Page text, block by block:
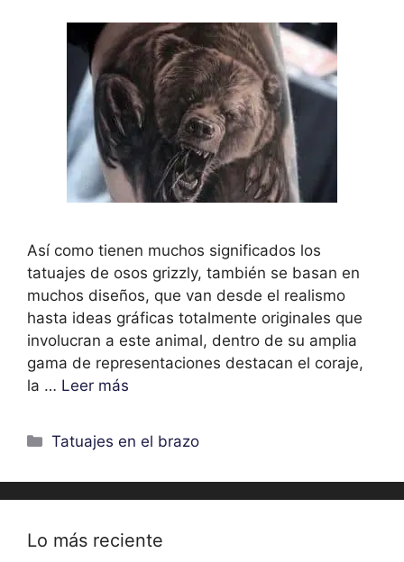
Así como tienen muchos significados los
tatuajes de osos grizzly, también se basan en
muchos diseños, que van desde el realismo
hasta ideas gráficas totalmente originales que
involucran a este animal, dentro de su amplia
gama de representaciones destacan el coraje,
la … Leer más
Categorías
Tatuajes en el brazo
Lo más reciente